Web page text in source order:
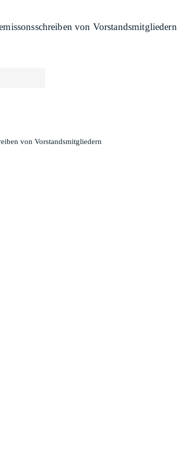
von Vorstandsmitgliedern
von Vorstandsmitgliedern